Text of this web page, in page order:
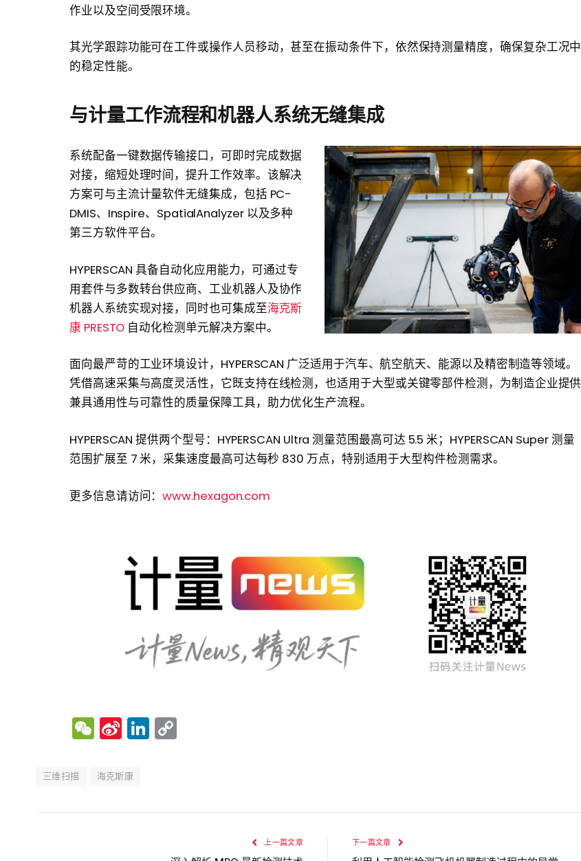
作业以及空间受限环境。
其光学跟踪功能可在工件或操作人员移动，甚至在振动条件下，依然保持测量精度，确保复杂工况中
的稳定性能。
与计量工作流程和机器人系统无缝集成
系统配备一键数据传输接口，可即时完成数据
对接，缩短处理时间，提升工作效率。该解决
方案可与主流计量软件无缝集成，包括 PC-
DMIS、Inspire、SpatialAnalyzer 以及多种
第三方软件平台。
HYPERSCAN 具备自动化应用能力，可通过专
用套件与多数转台供应商、工业机器人及协作
机器人系统实现对接，同时也可集成至海克斯
康 PRESTO 自动化检测单元解决方案中。
面向最严苛的工业环境设计，HYPERSCAN 广泛适用于汽车、航空航天、能源以及精密制造等领域。
凭借高速采集与高度灵活性，它既支持在线检测，也适用于大型或关键零部件检测，为制造企业提供
兼具通用性与可靠性的质量保障工具，助力优化生产流程。
HYPERSCAN 提供两个型号：HYPERSCAN Ultra 测量范围最高可达 5.5 米；HYPERSCAN Super 测量
范围扩展至 7 米，采集速度最高可达每秒 830 万点，特别适用于大型构件检测需求。
更多信息请访问：www.hexagon.com
WeChat
Sina
Weibo
LinkedIn
三维扫描 海克斯康
上一篇文章 下一篇文章